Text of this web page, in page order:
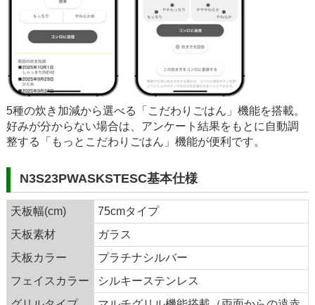
5種の炊き加減から選べる「こだわりごはん」機能を搭載。
好みが分からない場合は、アンケート結果をもとに自動調
整する「もっとこだわりごはん」機能が便利です。
N3S23PWASKSTESC基本仕様
天板幅(cm)
75cmタイプ
天板素材
ガラス
天板カラー
プラチナシルバー
フェイスカラー
シルキーステンレス